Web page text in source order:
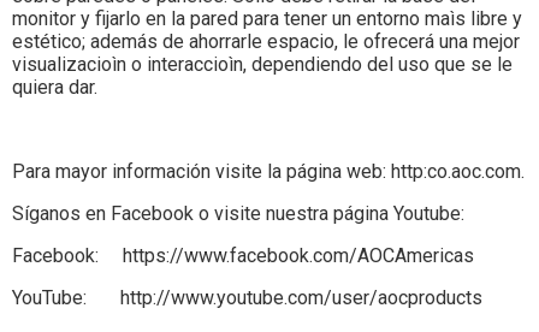
monitor y fijarlo en la pared para tener un entorno maìs libre y
estético; además de ahorrarle espacio, le ofrecerá una mejor
visualizacioìn o interaccioìn, dependiendo del uso que se le
quiera dar.
Para mayor información visite la página web: http:co.aoc.com.
Síganos en Facebook o visite nuestra página Youtube:
Facebook: https://www.facebook.com/AOCAmericas
YouTube: http://www.youtube.com/user/aocproducts